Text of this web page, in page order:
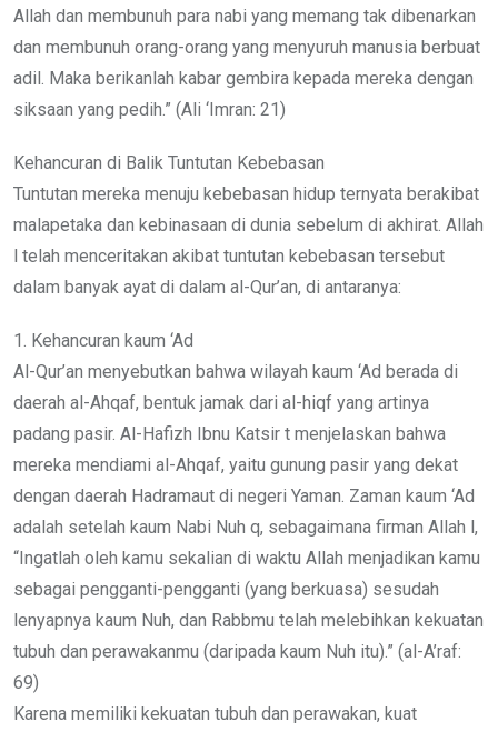
Allah dan membunuh para nabi yang memang tak dibenarkan
dan membunuh orang-orang yang menyuruh manusia berbuat
adil. Maka berikanlah kabar gembira kepada mereka dengan
siksaan yang pedih.” (Ali ‘Imran: 21)
Kehancuran di Balik Tuntutan Kebebasan
Tuntutan mereka menuju kebebasan hidup ternyata berakibat
malapetaka dan kebinasaan di dunia sebelum di akhirat. Allah
l telah menceritakan akibat tuntutan kebebasan tersebut
dalam banyak ayat di dalam al-Qur’an, di antaranya:
1. Kehancuran kaum ‘Ad
Al-Qur’an menyebutkan bahwa wilayah kaum ‘Ad berada di
daerah al-Ahqaf, bentuk jamak dari al-hiqf yang artinya
padang pasir. Al-Hafizh Ibnu Katsir t menjelaskan bahwa
mereka mendiami al-Ahqaf, yaitu gunung pasir yang dekat
dengan daerah Hadramaut di negeri Yaman. Zaman kaum ‘Ad
adalah setelah kaum Nabi Nuh q, sebagaimana firman Allah l,
“Ingatlah oleh kamu sekalian di waktu Allah menjadikan kamu
sebagai pengganti-pengganti (yang berkuasa) sesudah
lenyapnya kaum Nuh, dan Rabbmu telah melebihkan kekuatan
tubuh dan perawakanmu (daripada kaum Nuh itu).” (al-A’raf:
69)
Karena memiliki kekuatan tubuh dan perawakan, kuat